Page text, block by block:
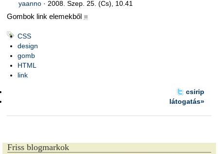
yaanno· 2008. Szep. 25. (Cs), 10.41
Gombok link elemekből ■
CSS
design
gomb
HTML
link
csirip
látogatás»
Friss blogmarkok